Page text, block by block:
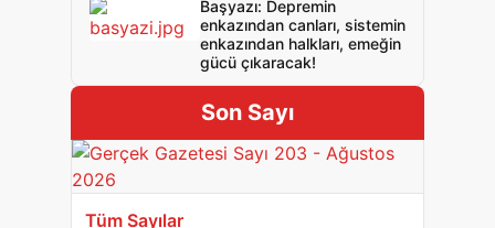
Başyazı: Depremin
enkazından canları, sistemin
enkazından halkları, emeğin
gücü çıkaracak!
Son Sayı
Tüm Sayılar